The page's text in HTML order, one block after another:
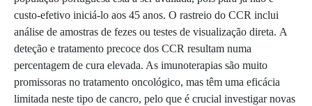
custo-efetivo iniciá-lo aos 45 anos. O rastreio do CCR inclui
análise de amostras de fezes ou testes de visualização direta. A
deteção e tratamento precoce dos CCR resultam numa
percentagem de cura elevada. As imunoterapias são muito
promissoras no tratamento oncológico, mas têm uma eficácia
limitada neste tipo de cancro, pelo que é crucial investigar novas